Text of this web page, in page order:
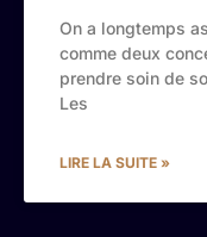
On a longtemps
comme deux
prendre soin de
Les
LIRE LA SUITE »